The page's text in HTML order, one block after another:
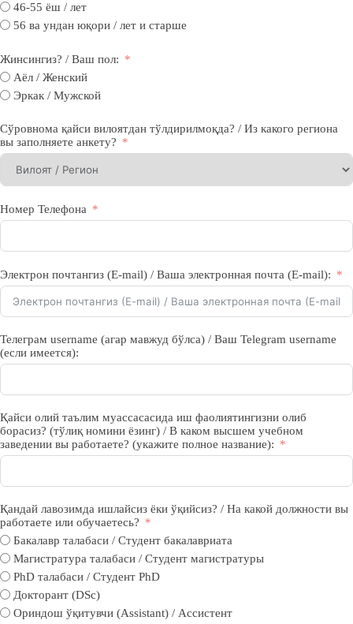
46-55 ёш / лет
56 ва ундан юқори / лет и старше
Жинсингиз? / Ваш пол:
Аёл / Женский
Эркак / Мужской
Сўровнома қайси вилоятдан тўлдирилмоқда? / Из какого региона
вы заполняете анкету?
Номер Телефона
Электрон почтангиз (E-mail) / Ваша электронная почта (E-mail):
Телеграм username (агар мавжуд бўлса) / Ваш Telegram username
(если имеется):
Қайси олий таълим муассасасида иш фаолиятингизни олиб
борасиз? (тўлиқ номини ёзинг) / В каком высшем учебном
заведении вы работаете? (укажите полное название):
Қандай лавозимда ишлайсиз ёки ўқийсиз? / На какой должности вы
работаете или обучаетесь?
Бакалавр талабаси / Студент бакалавриата
Магистратура талабаси / Студент магистратуры
PhD талабаси / Студент PhD
Докторант (DSc)
Ориндош ўқитувчи (Assistant) / Ассистент